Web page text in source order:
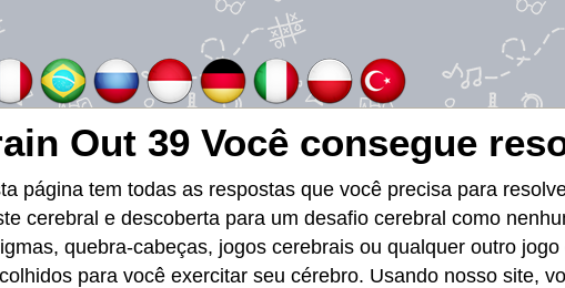
Out 39 Você consegue
página tem todas as respostas que você precisa para
cerebral e descoberta para um desafio cerebral como
quebra-cabeças, jogos cerebrais ou qualquer outro
para você exercitar seu cérebro. Usando nosso site,